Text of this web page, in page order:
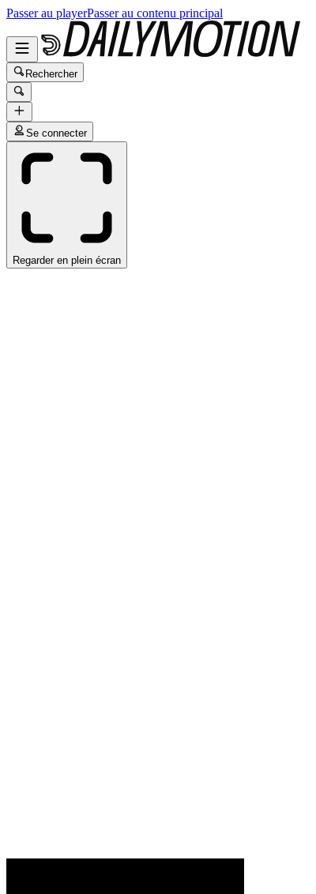
Passer au playerPasser au contenu principal
Rechercher
Se connecter
Regarder en plein écran